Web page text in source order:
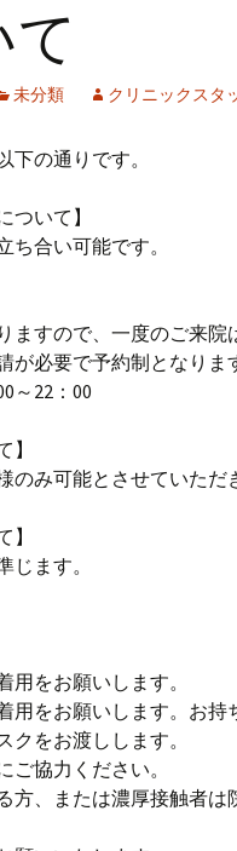
未分類 クリニックスタ
下の通りです。
ついて】
合い可能です。
すので、一度のご来院
必要で予約制となりま
22：00
】
み可能とさせていただ
】
ます。
用をお願いします。
用をお願いします。お持
クをお渡しします。
ご協力ください。
方、または濃厚接触者は